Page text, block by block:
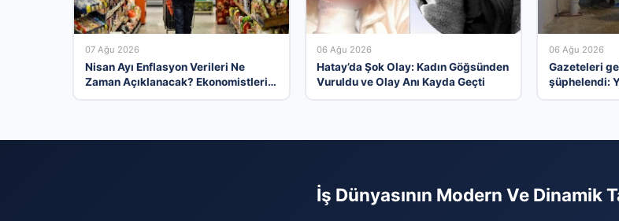
07 Ağu 2026
Nisan Ayı Enflasyon Verileri Ne
Zaman Açıklanacak? Ekonomistlerin
06 Ağu 2026
Hatay’da Şok Olay: Kadın Göğsünden
Vuruldu ve Olay Anı Kayda Geçti
06 Ağu 2026
Gazeteleri
şüphelendi:
İş Dünyasının Modern Ve Dinamik